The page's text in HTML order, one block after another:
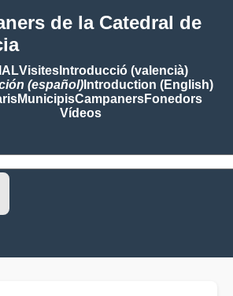
de la Catedral de
VisitesIntroducció (valencià)
(español)Introduction (English)
MunicipisCampanersFonedors
Vídeos